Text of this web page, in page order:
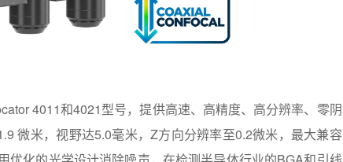
4011和4021型号，提供高速、高精度、高分辨率、零阴
微米，视野达5.0毫米，Z方向分辨率至0.2微米，最大兼容